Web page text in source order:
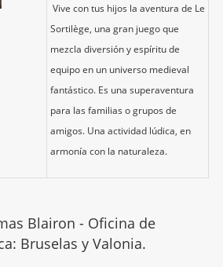
Vive con tus hijos la aventura de Le
Sortilège, una gran juego que
mezcla diversión y espíritu de
equipo en un universo medieval
fantástico. Es una superaventura
para las familias o grupos de
amigos. Una actividad lúdica, en
armonía con la naturaleza.
Blairon - Oficina de
Bruselas y Valonia.